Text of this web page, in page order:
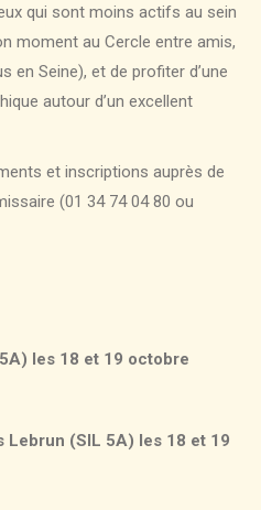
qui sont moins actifs au sein
moment au Cercle entre amis,
en Seine), et de profiter d’une
autour d’un excellent
et inscriptions auprès de
(01 34 74 04 80 ou
les 18 et 19 octobre
Lebrun (SIL 5A) les 18 et 19